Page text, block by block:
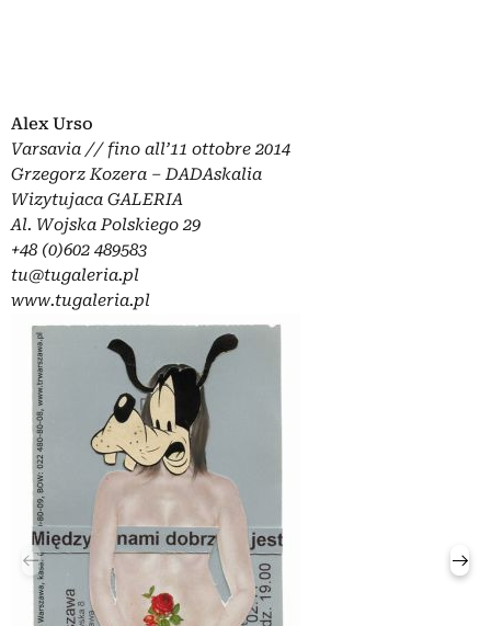
Alex Urso
Varsavia // fino all’11 ottobre 2014
Grzegorz Kozera – DADAskalia
Wizytujaca GALERIA
Al. Wojska Polskiego 29
+48 (0)602 489583
tu@tugaleria.pl
www.tugaleria.pl